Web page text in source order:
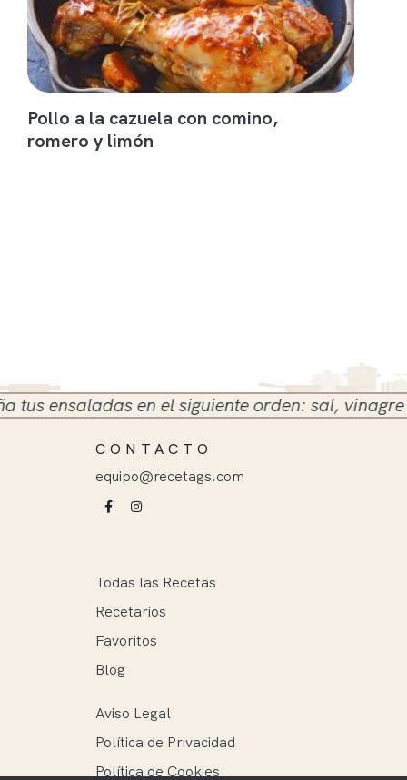
Pollo a la cazuela con comino,
romero y limón
en el siguiente orden: sal, vinagre y
CONTACTO
equipo@recetags.com
Todas las Recetas
Recetarios
Favoritos
Blog
Aviso Legal
Política de Privacidad
Política de Cookies